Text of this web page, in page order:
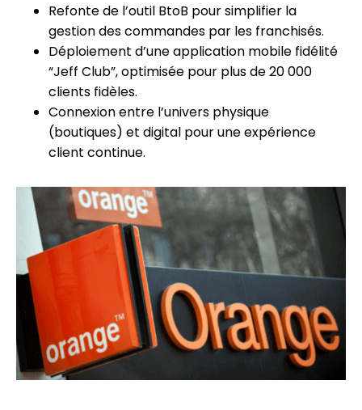
Refonte de l’outil BtoB pour simplifier la
gestion des commandes par les franchisés.
Déploiement d’une application mobile fidélité
“Jeff Club”, optimisée pour plus de 20 000
clients fidèles.
Connexion entre l’univers physique
(boutiques) et digital pour une expérience
client continue.